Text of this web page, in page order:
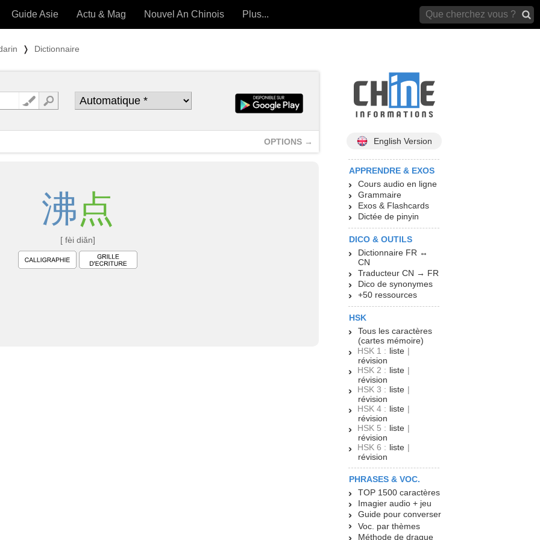
OUTILS) »
Guide Asie Actu & Mag Nouvel An Chinois Plus...
❭ Dictionnaire
OPTIONS →
沸点
[ fèi diǎn]
English Version
APPRENDRE & EXOS
Cours audio en ligne
Grammaire
Exos & Flashcards
Dictée de pinyin
DICO & OUTILS
Dictionnaire FR ↔
CN
Traducteur CN → FR
Dico de synonymes
+50 ressources
HSK
Tous les caractères
(cartes mémoire)
HSK 1 : liste |
révision
HSK 2 : liste |
révision
HSK 3 : liste |
révision
HSK 4 : liste |
révision
HSK 5 : liste |
révision
HSK 6 : liste |
révision
PHRASES & VOC.
TOP 1500 caractères
Imagier audio + jeu
Guide pour converser
Voc. par thèmes
Méthode de drague